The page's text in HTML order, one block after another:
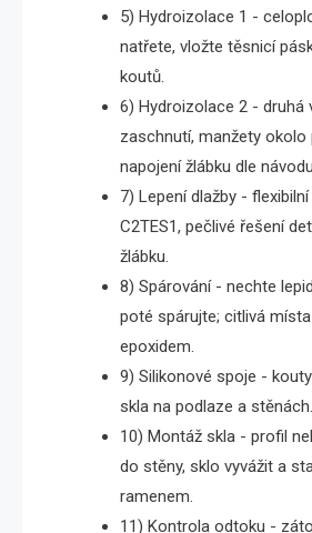
5) Hydroizolace 1 -
natřete, vložte těsnicí
koutů.
6) Hydroizolace 2 - druhá
zaschnutí, manžety okolo
napojení žlábku dle
7) Lepení dlažby -
C2TES1, pečlivé řešení
žlábku.
8) Spárování - nechte
poté spárujte; citlivá
epoxidem.
9) Silikonové spoje -
skla na podlaze a stěnách.
10) Montáž skla - profil
do stěny, sklo vyvážit a
ramenem.
11) Kontrola odtoku -